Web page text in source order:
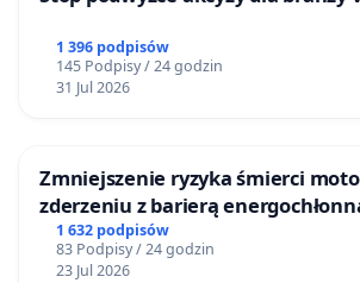
1 396 podpisów
145 Podpisy / 24 godzin
31 Jul 2026
Zmniejszenie ryzyka śmierci
zderzeniu z barierą
1 632 podpisów
83 Podpisy / 24 godzin
23 Jul 2026